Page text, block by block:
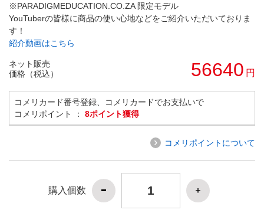
※PARADIGMEDUCATION.CO.ZA 限定モデル
YouTuberの皆様に商品の使い心地などをご紹介いただいておりま
す！
紹介動画はこちら
ネット販売
価格（税込）
56640 円
コメリカード番号登録、コメリカードでお支払いで
コメリポイント ： 8ポイント獲得
コメリポイントについて
購入個数